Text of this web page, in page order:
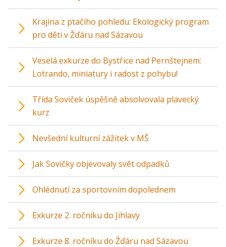
Krajina z ptačího pohledu: Ekologický program
pro děti v Žďáru nad Sázavou
Veselá exkurze do Bystřice nad Pernštejnem:
Lotrando, miniatury i radost z pohybu!
Třída Soviček úspěšně absolvovala plavecký
kurz
Nevšední kulturní zážitek v MŠ
Jak Sovičky objevovaly svět odpadků
Ohlédnutí za sportovním dopolednem
Exkurze 2. ročníku do Jihlavy
Exkurze 8. ročníku do Žďáru nad Sázavou